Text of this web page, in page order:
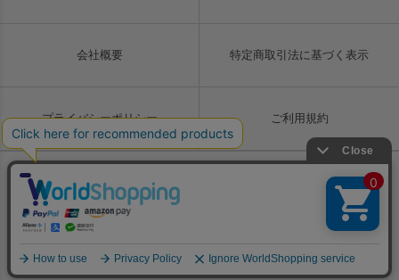
会社概要 特定商取引法に基づく表示
プライバシーポリシー ご利用規約
Copyright © LIUGOO Co., Ltd. All rights reserved.